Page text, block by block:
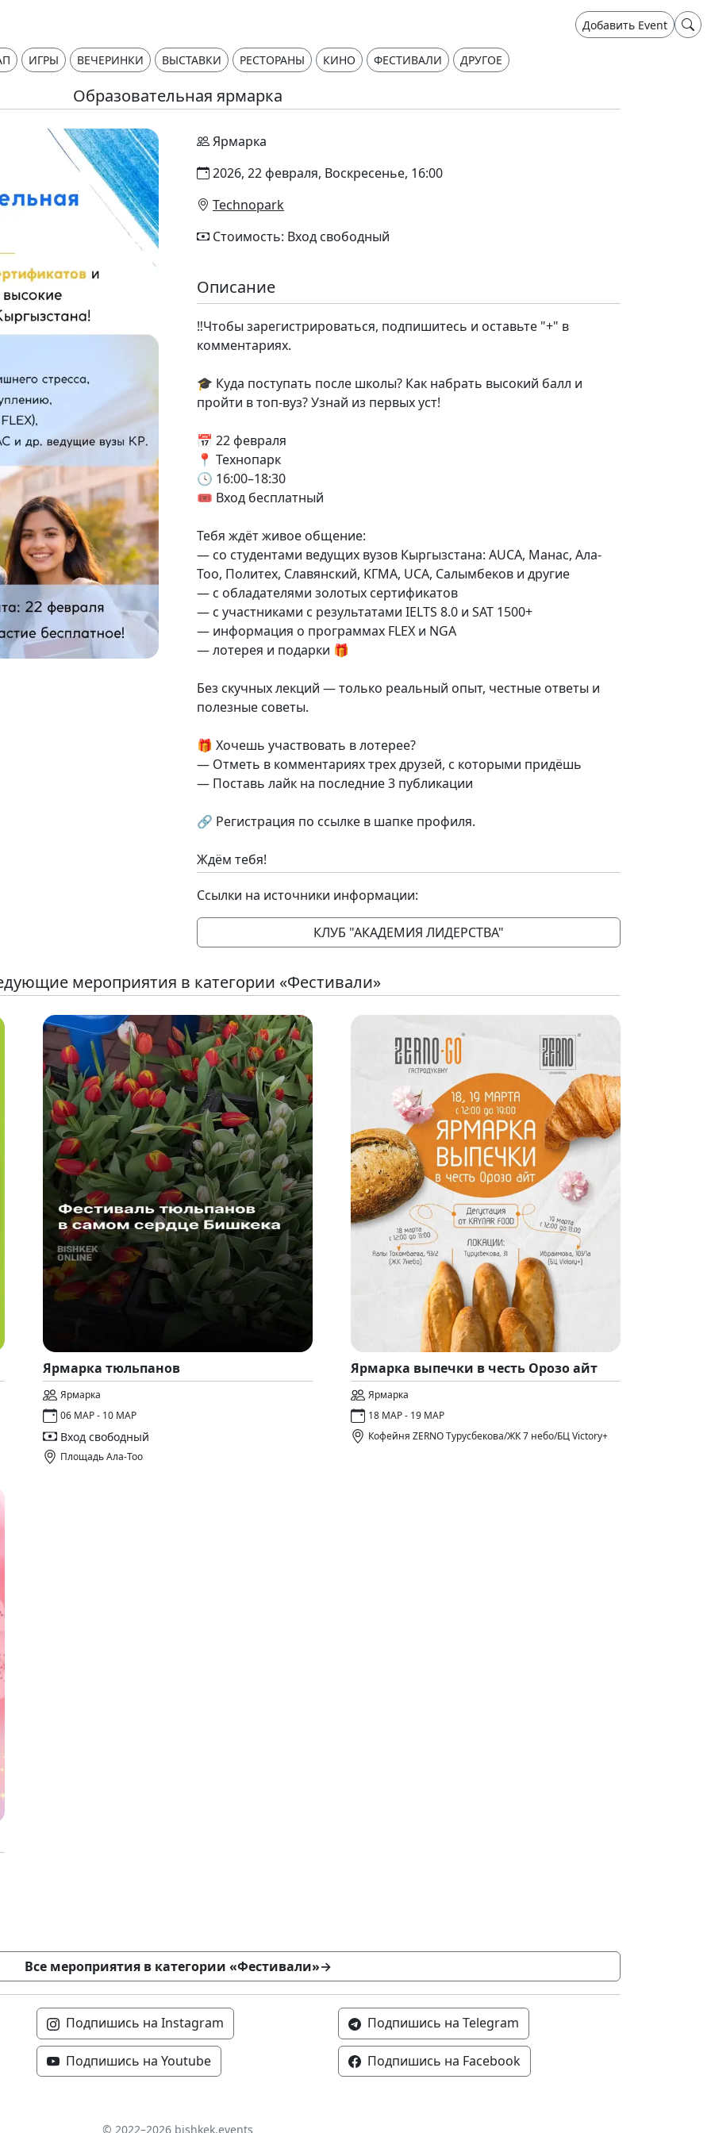
Добавить Event
ИГРЫ ВЕЧЕРИНКИ ВЫСТАВКИ РЕСТОРАНЫ КИНО ФЕСТИВАЛИ ДРУГОЕ
Образовательная ярмарка
Ярмарка
2026, 22 февраля, Воскресенье, 16:00
Technopark
Стоимость: Вход свободный
Описание
‼️Чтобы зарегистрироваться, подпишитесь и оставьте "+" в
комментариях.
🎓 Куда поступать после школы? Как набрать высокий балл и
пройти в топ-вуз? Узнай из первых уст!
📅 22 февраля
📍 Технопарк
🕓 16:00–18:30
🎟 Вход бесплатный
Тебя ждёт живое общение:
— со студентами ведущих вузов Кыргызстана: AUCA, Манас, Ала-
Тоо, Политех, Славянский, КГМА, UCA, Салымбеков и другие
— с обладателями золотых сертификатов
— с участниками с результатами IELTS 8.0 и SAT 1500+
— информация о программах FLEX и NGA
— лотерея и подарки 🎁
Без скучных лекций — только реальный опыт, честные ответы и
полезные советы.
🎁 Хочешь участвовать в лотерее?
— Отметь в комментариях трех друзей, с которыми придёшь
— Поставь лайк на последние 3 публикации
🔗 Регистрация по ссылке в шапке профиля.
Ждём тебя!
Ссылки на источники информации:
КЛУБ "АКАДЕМИЯ ЛИДЕРСТВА"
мероприятия в категории «Фестивали»
Ярмарка тюльпанов
Ярмарка
06 МАР - 10 МАР
Вход свободный
Площадь Ала-Тоо
Ярмарка выпечки в честь Орозо айт
Ярмарка
18 МАР - 19 МАР
Кофейня ZERNO Турусбекова/ЖК 7 небо/БЦ Victory+
Все мероприятия в категории «Фестивали»→
Подпишись на Instagram Подпишись на Telegram
Подпишись на Youtube Подпишись на Facebook
© 2022–2026 bishkek.events